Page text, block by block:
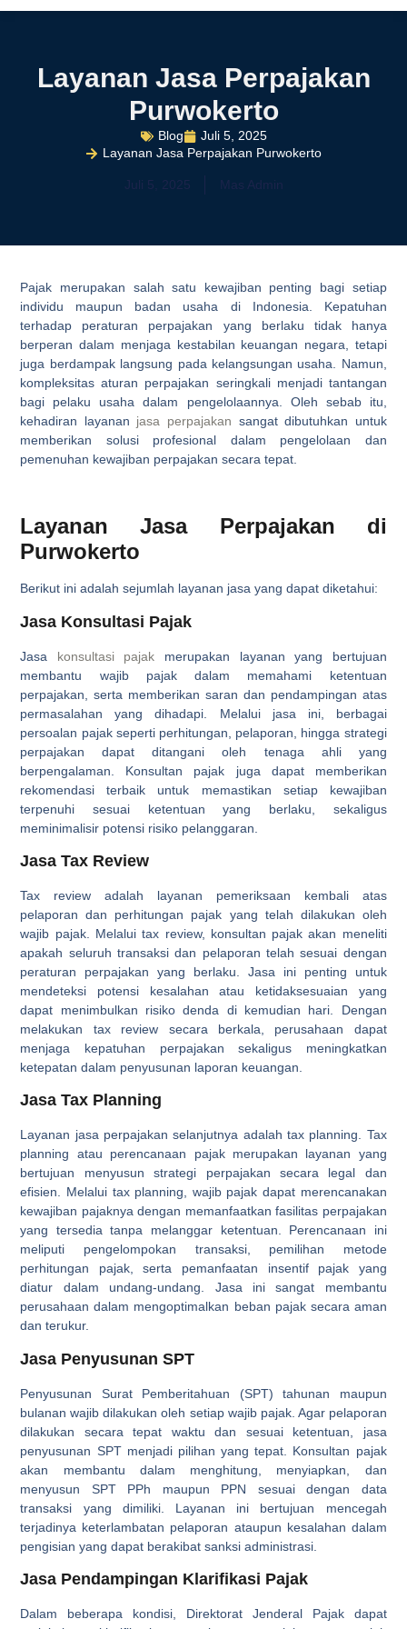
Layanan Jasa Perpajakan
Purwokerto
Blog
Juli 5, 2025
Layanan Jasa Perpajakan Purwokerto
Juli 5, 2025 Mas Admin
Pajak merupakan salah satu kewajiban penting bagi setiap
individu maupun badan usaha di Indonesia. Kepatuhan
terhadap peraturan perpajakan yang berlaku tidak hanya
berperan dalam menjaga kestabilan keuangan negara, tetapi
juga berdampak langsung pada kelangsungan usaha. Namun,
kompleksitas aturan perpajakan seringkali menjadi tantangan
bagi pelaku usaha dalam pengelolaannya. Oleh sebab itu,
kehadiran layanan jasa perpajakan sangat dibutuhkan untuk
memberikan solusi profesional dalam pengelolaan dan
pemenuhan kewajiban perpajakan secara tepat.
Layanan Jasa Perpajakan di
Purwokerto
Berikut ini adalah sejumlah layanan jasa yang dapat diketahui:
Jasa Konsultasi Pajak
Jasa konsultasi pajak merupakan layanan yang bertujuan
membantu wajib pajak dalam memahami ketentuan
perpajakan, serta memberikan saran dan pendampingan atas
permasalahan yang dihadapi. Melalui jasa ini, berbagai
persoalan pajak seperti perhitungan, pelaporan, hingga strategi
perpajakan dapat ditangani oleh tenaga ahli yang
berpengalaman. Konsultan pajak juga dapat memberikan
rekomendasi terbaik untuk memastikan setiap kewajiban
terpenuhi sesuai ketentuan yang berlaku, sekaligus
meminimalisir potensi risiko pelanggaran.
Jasa Tax Review
Tax review adalah layanan pemeriksaan kembali atas
pelaporan dan perhitungan pajak yang telah dilakukan oleh
wajib pajak. Melalui tax review, konsultan pajak akan meneliti
apakah seluruh transaksi dan pelaporan telah sesuai dengan
peraturan perpajakan yang berlaku. Jasa ini penting untuk
mendeteksi potensi kesalahan atau ketidaksesuaian yang
dapat menimbulkan risiko denda di kemudian hari. Dengan
melakukan tax review secara berkala, perusahaan dapat
menjaga kepatuhan perpajakan sekaligus meningkatkan
ketepatan dalam penyusunan laporan keuangan.
Jasa Tax Planning
Layanan jasa perpajakan selanjutnya adalah tax planning. Tax
planning atau perencanaan pajak merupakan layanan yang
bertujuan menyusun strategi perpajakan secara legal dan
efisien. Melalui tax planning, wajib pajak dapat merencanakan
kewajiban pajaknya dengan memanfaatkan fasilitas perpajakan
yang tersedia tanpa melanggar ketentuan. Perencanaan ini
meliputi pengelompokan transaksi, pemilihan metode
perhitungan pajak, serta pemanfaatan insentif pajak yang
diatur dalam undang-undang. Jasa ini sangat membantu
perusahaan dalam mengoptimalkan beban pajak secara aman
dan terukur.
Jasa Penyusunan SPT
Penyusunan Surat Pemberitahuan (SPT) tahunan maupun
bulanan wajib dilakukan oleh setiap wajib pajak. Agar pelaporan
dilakukan secara tepat waktu dan sesuai ketentuan, jasa
penyusunan SPT menjadi pilihan yang tepat. Konsultan pajak
akan membantu dalam menghitung, menyiapkan, dan
menyusun SPT PPh maupun PPN sesuai dengan data
transaksi yang dimiliki. Layanan ini bertujuan mencegah
terjadinya keterlambatan pelaporan ataupun kesalahan dalam
pengisian yang dapat berakibat sanksi administrasi.
Jasa Pendampingan Klarifikasi Pajak
Dalam beberapa kondisi, Direktorat Jenderal Pajak dapat